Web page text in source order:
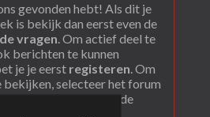
gevonden hebt! Als dit je
is bekijk dan eerst even de
vragen. Om actief deel te
berichten te kunnen
je je eerst registeren. Om
bekijken, selecteer het forum
uit onderstaande